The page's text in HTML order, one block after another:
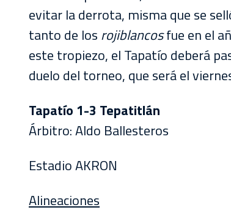
evitar la derrota, misma que se
tanto de los rojiblancosfue en el
este tropiezo, el Tapatío deberá
duelo del torneo, que será el
Tapatío 1-3 Tepatitlán
Árbitro: Aldo Ballesteros
Estadio AKRON
Alineaciones